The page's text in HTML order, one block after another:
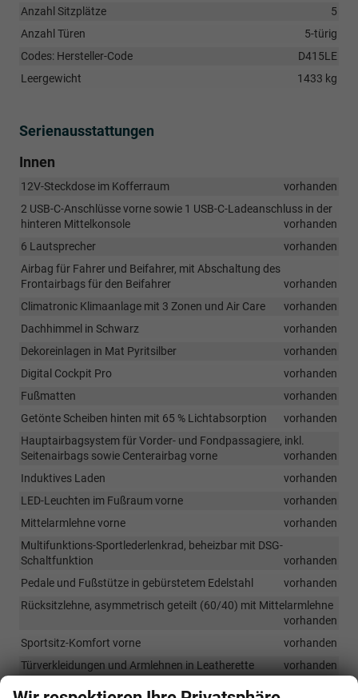
Anzahl Sitzplätze
5
Anzahl Türen
5-türig
Codes: Hersteller-Code
D415LE
Leergewicht
1433 kg
Serienausstattungen
Innen
12V-Steckdose im Kofferraum
vorhanden
2 USB-C-Anschlüsse vorne sowie 1 USB-C-Ladeanschluss in der
hinteren Mittelkonsole
vorhanden
6 Lautsprecher
vorhanden
Airbag für Fahrer und Beifahrer, mit Abschaltung des
Frontairbags für den Beifahrer
vorhanden
Climatronic Klimaanlage mit 3 Zonen und Air Care
vorhanden
Dachhimmel in Schwarz
vorhanden
Dekoreinlagen in Mat Pyritsilber
vorhanden
Digital Cockpit Pro
vorhanden
Fußmatten
vorhanden
Getönte Scheiben hinten mit 65 % Lichtabsorption
vorhanden
Hauptairbagsystem für Vorder- und Fondpassagiere, inkl.
Seitenairbags sowie Centerairbag vorne
vorhanden
Induktives Laden
vorhanden
LED-Leuchten im Fußraum vorne
vorhanden
Mittelarmlehne vorne
vorhanden
Multifunktions-Sportlederlenkrad, beheizbar mit DSG-
Schaltfunktion
vorhanden
Pedale und Fußstütze in gebürstetem Edelstahl
vorhanden
Rücksitzlehne, asymmetrisch geteilt (60/40) mit Mittelarmlehne
vorhanden
Sportsitz-Komfort vorne
vorhanden
Türverkleidungen und Armlehnen in Leatherette
vorhanden
Variable Kofferraumboden